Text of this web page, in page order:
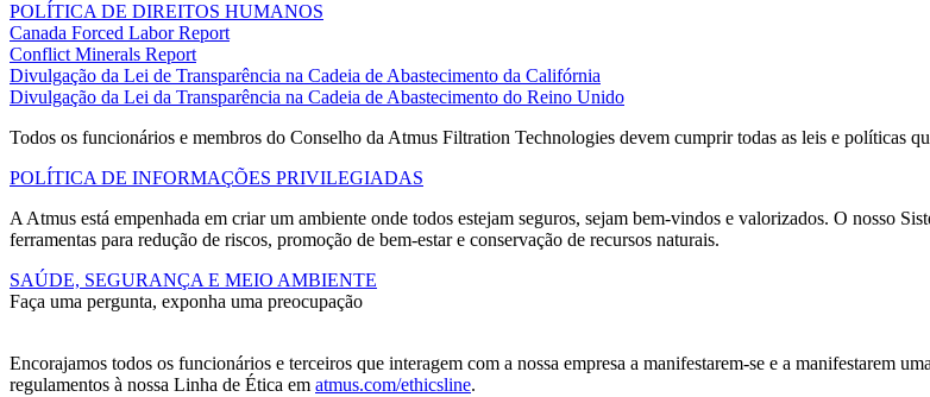
POLÍTICA DE DIREITOS HUMANOS
Canada Forced Labor Report
Conflict Minerals Report
Divulgação da Lei de Transparência na Cadeia de Abastecimento da Califórnia
Divulgação da Lei da Transparência na Cadeia de Abastecimento do Reino Unido
Todos os funcionários e membros do Conselho da Atmus Filtration Technologies devem cumprir todas as leis e políticas
POLÍTICA DE INFORMAÇÕES PRIVILEGIADAS
A Atmus está empenhada em criar um ambiente onde todos estejam seguros, sejam bem-vindos e valorizados. O nosso
ferramentas para redução de riscos, promoção de bem-estar e conservação de recursos naturais.
SAÚDE, SEGURANÇA E MEIO AMBIENTE
Faça uma pergunta, exponha uma preocupação
Encorajamos todos os funcionários e terceiros que interagem com a nossa empresa a manifestarem-se e a manifestarem
regulamentos à nossa Linha de Ética em atmus.com/ethicsline.